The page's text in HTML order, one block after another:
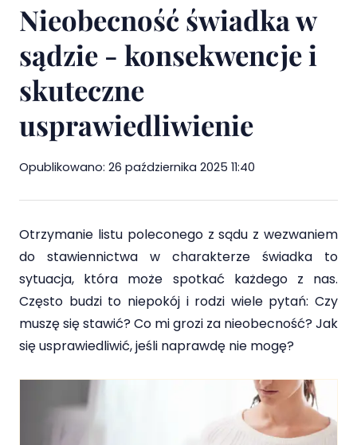
Prawo spadkowe
Prawo pracy
Prawo ubezpieczeń społecznych
Cennik
Nieobecność świadka w
sądzie - konsekwencje i
skuteczne
usprawiedliwienie
Opublikowano: 26 października 2025 11:40
Otrzymanie listu poleconego z sądu z wezwaniem
do stawiennictwa w charakterze świadka to
sytuacja, która może spotkać każdego z nas.
Często budzi to niepokój i rodzi wiele pytań: Czy
muszę się stawić? Co mi grozi za nieobecność? Jak
się usprawiedliwić, jeśli naprawdę nie mogę?